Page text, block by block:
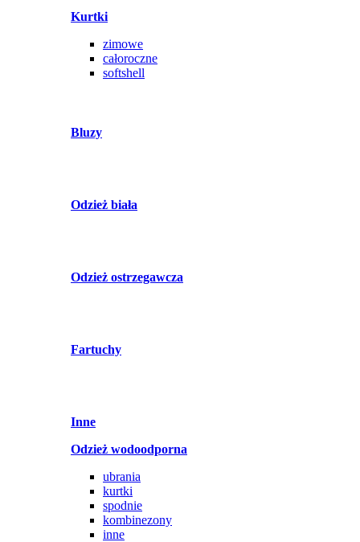
Kurtki
zimowe
całoroczne
softshell
Bluzy
Odzież biała
Odzież ostrzegawcza
Fartuchy
Inne
Odzież wodoodporna
ubrania
kurtki
spodnie
kombinezony
inne